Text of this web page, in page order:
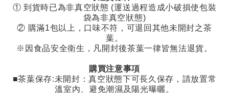
① 到貨時已為非真空狀態 (運送過程造成小破損使包裝
袋為非真空狀態)
② 購滿1包以上，口味不符，可退回其他未開封之茶
葉。
※因食品安全衛生，凡開封後茶葉一律皆無法退貨。
購買注意事項
■茶葉保存:未開封：真空狀態下可長久保存，請放置常
溫室內、避免潮濕及陽光曝曬。